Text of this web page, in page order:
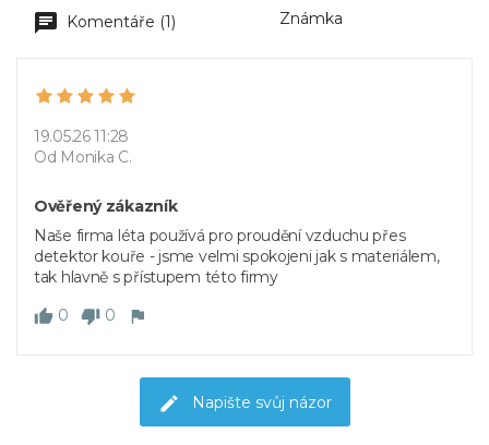
Komentáře (1) Známka
19.05.26 11:28
Od Monika C.
Ověřený zákazník
Naše firma léta používá pro proudění vzduchu přes
detektor kouře - jsme velmi spokojeni jak s materiálem,
tak hlavně s přístupem této firmy
0
0
Napište svůj názor